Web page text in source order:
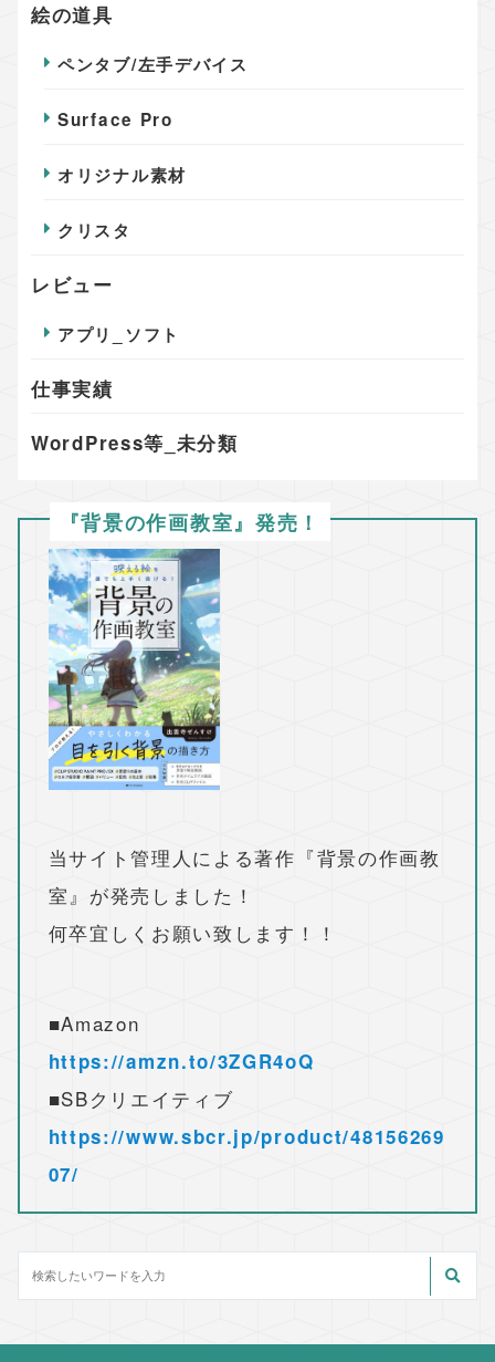
絵の道具
ペンタブ/左手デバイス
Surface Pro
オリジナル素材
クリスタ
レビュー
アプリ_ソフト
仕事実績
WordPress等_未分類
『背景の作画教室』発売！
当サイト管理人による著作『背景の作画教
室』が発売しました！
何卒宜しくお願い致します！！
■Amazon
https://amzn.to/3ZGR4oQ
■SBクリエイティブ
https://www.sbcr.jp/product/48156269
07/